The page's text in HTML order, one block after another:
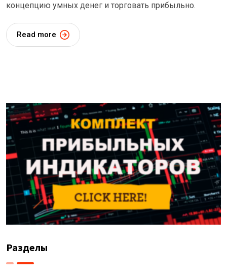
концепцию умных денег и торговать прибыльно.
Read more
Разделы